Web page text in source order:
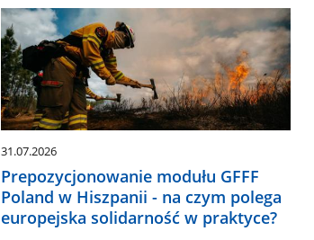
31.07.2026
Prepozycjonowanie modułu GFFF
Poland w Hiszpanii - na czym polega
europejska solidarność w praktyce?